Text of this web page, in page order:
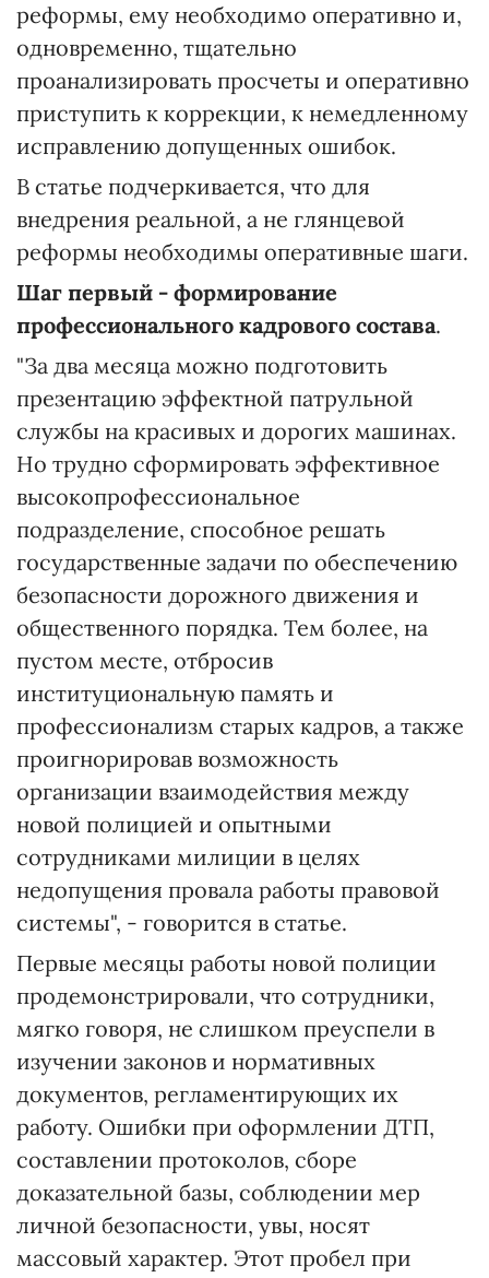
реформы, ему необходимо оперативно и,
одновременно, тщательно
проанализировать просчеты и оперативно
приступить к коррекции, к немедленному
исправлению допущенных ошибок.
В статье подчеркивается, что для
внедрения реальной, а не глянцевой
реформы необходимы оперативные шаги.
Шаг первый - формирование
профессионального кадрового состава.
"За два месяца можно подготовить
презентацию эффектной патрульной
службы на красивых и дорогих машинах.
Но трудно сформировать эффективное
высокопрофессиональное
подразделение, способное решать
государственные задачи по обеспечению
безопасности дорожного движения и
общественного порядка. Тем более, на
пустом месте, отбросив
институциональную память и
профессионализм старых кадров, а также
проигнорировав возможность
организации взаимодействия между
новой полицией и опытными
сотрудниками милиции в целях
недопущения провала работы правовой
системы", - говорится в статье.
Первые месяцы работы новой полиции
продемонстрировали, что сотрудники,
мягко говоря, не слишком преуспели в
изучении законов и нормативных
документов, регламентирующих их
работу. Ошибки при оформлении ДТП,
составлении протоколов, сборе
доказательной базы, соблюдении мер
личной безопасности, увы, носят
массовый характер. Этот пробел при